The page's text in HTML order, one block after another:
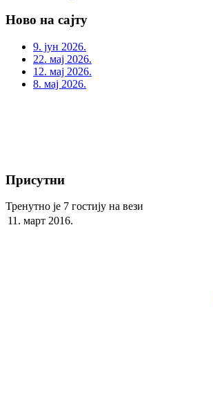
Ново на сајту
9. јун 2026.
22. мај 2026.
12. мај 2026.
8. мај 2026.
Присутни
Тренутно је 7 гостију на вези
11. март 2016.